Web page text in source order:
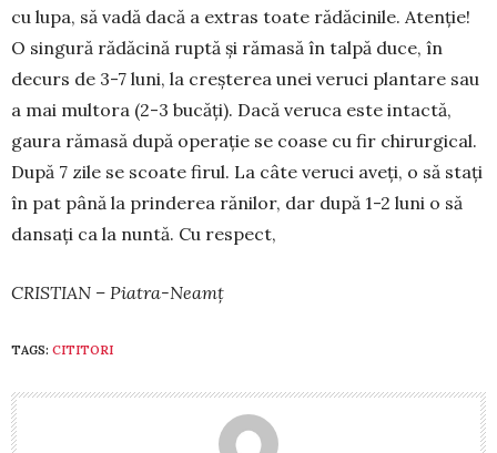
cu lupa, să vadă dacă a extras toate rădăcinile. Aten­ție!
O singură rădăcină ruptă și ră­masă în talpă duce, în
decurs de 3-7 luni, la creș­te­rea unei veruci plantare sau
a mai multora (2-3 bucăți). Dacă ve­­ruca este intactă,
gaura ră­ma­să du­pă operație se coase cu fir chirurgical.
După 7 zi­le se scoa­te firul. La câte veruci aveți, o să stați
în pat până la prin­derea ră­nilor, dar după 1-2 luni o să
dansați ca la nun­tă. Cu res­pect,
CRISTIAN – Piatra-Neamț
TAGS: CITITORI